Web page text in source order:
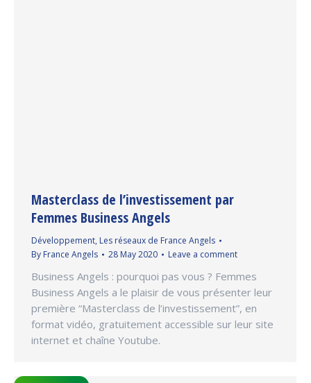
Masterclass de l’investissement par
Femmes Business Angels
Développement, Les réseaux de France Angels
By France Angels 28 May 2020 Leave a comment
Business Angels : pourquoi pas vous ? Femmes
Business Angels a le plaisir de vous présenter leur
première “Masterclass de l’investissement”, en
format vidéo, gratuitement accessible sur leur site
internet et chaîne Youtube.